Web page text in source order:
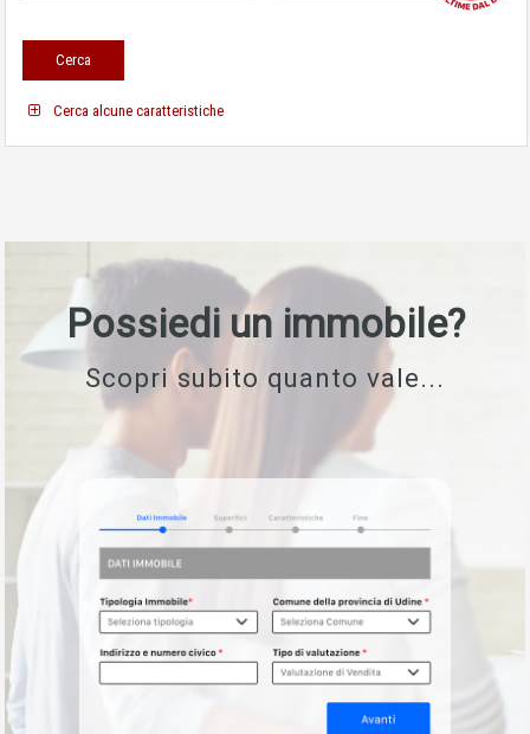
Cerca alcune caratteristiche
Possiedi un immobile?
Scopri subito quanto vale...